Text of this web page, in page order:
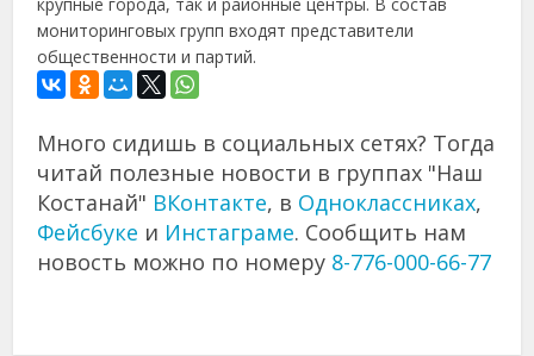
мониторинговых групп входят представители
общественности и партий.
Много сидишь в социальных сетях? Тогда
читай полезные новости в группах "Наш
Костанай" ВКонтакте, в Одноклассниках,
Фейсбуке и Инстаграме. Сообщить нам
новость можно по номеру 8-776-000-66-77